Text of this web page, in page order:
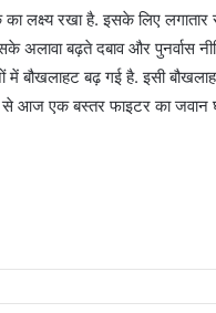
रखा है. इसके लिए लगातार
अलावा बढ़ते दबाव और पुनर्वास
बौखलाहट बढ़ गई है. इसी
आज एक बस्तर फाइटर का जवान